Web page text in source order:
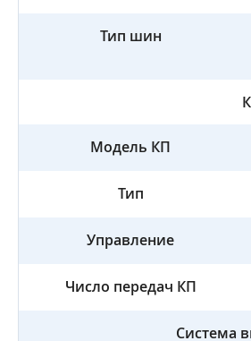
Тип шин
Модель КП
Тип
Управление
Число передач КП
Система